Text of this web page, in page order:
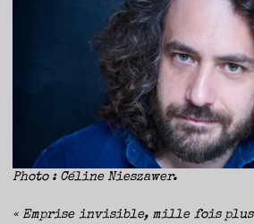
Photo : Céline Nieszawer.
« Emprise invisible, mille fois plus